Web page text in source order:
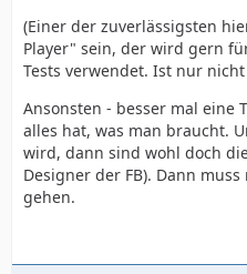
(Einer der zuverlässigsten
Player" sein, der wird gern
Tests verwendet. Ist nur
Ansonsten - besser mal eine
alles hat, was man braucht.
wird, dann sind wohl doch
Designer der FB). Dann
gehen.